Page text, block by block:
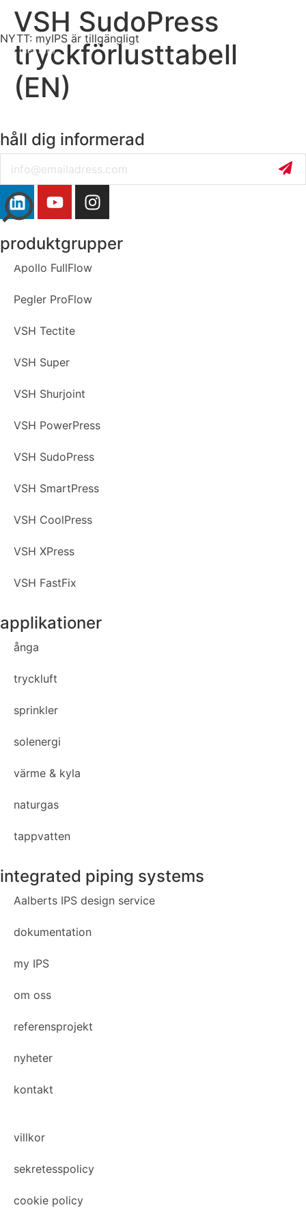
NYTT: myIPS är tillgängligt
mer info
stäng
VSH SudoPress
tryckförlusttabell
(EN)
håll dig informerad
produktgrupper
Apollo FullFlow
Pegler ProFlow
VSH Tectite
VSH Super
VSH Shurjoint
VSH PowerPress
VSH SudoPress
VSH SmartPress
VSH CoolPress
VSH XPress
VSH FastFix
applikationer
ånga
tryckluft
sprinkler
solenergi
värme & kyla
naturgas
tappvatten
integrated piping systems
Aalberts IPS design service
dokumentation
my IPS
om oss
referensprojekt
nyheter
kontakt
villkor
sekretesspolicy
cookie policy